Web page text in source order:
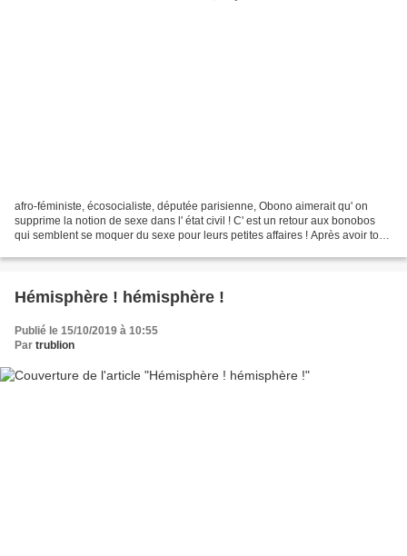
afro-féministe, écosocialiste, députée parisienne, Obono aimerait qu' on
supprime la notion de sexe dans l' état civil ! C' est un retour aux bonobos
qui semblent se moquer du sexe pour leurs petites affaires ! Après avoir tout
Hémisphère ! hémisphère !
Publié le 15/10/2019 à 10:55
Par trublion